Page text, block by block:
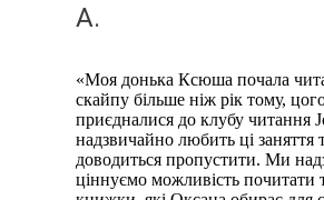
A.
«Моя донька Ксюша почала
скайпу більше ніж рік тому,
приєдналися до клубу
надзвичайно любить ці заняття
доводиться пропустити. Ми
ціннуємо можливість почитати